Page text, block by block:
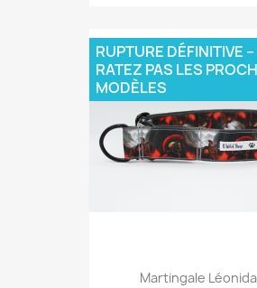
Martingale
RUPTURE DÉFINITIVE –
RATEZ PAS LES
MODÈLES